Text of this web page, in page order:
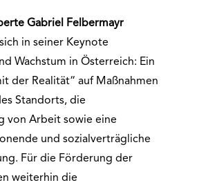
Gabriel Felbermayr
in seiner Keynote
Wachstum in Österreich: Ein
der Realität“ auf Maßnahmen
Standorts, die
von Arbeit sowie eine
und sozialverträgliche
Für die Förderung der
weiterhin die